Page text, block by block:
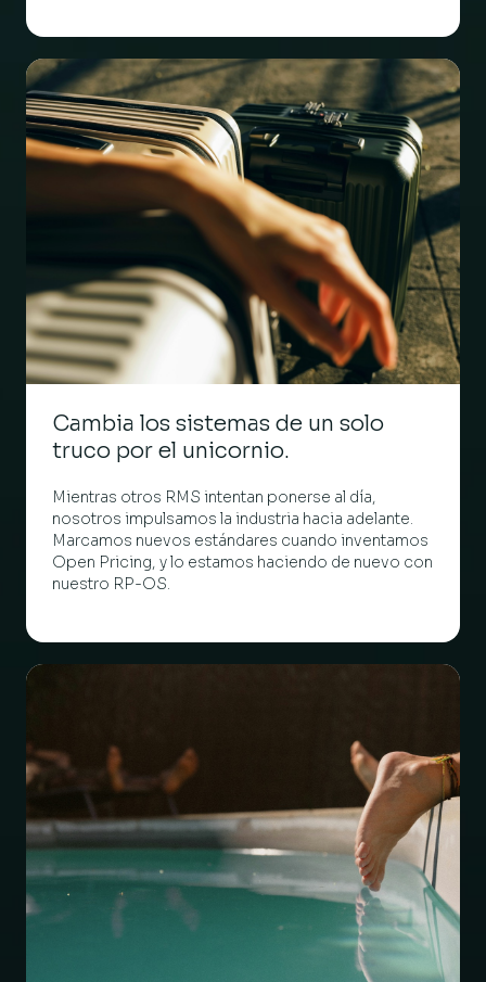
Cambia los sistemas de un solo
truco por el unicornio.
Mientras otros RMS intentan ponerse al día,
nosotros impulsamos la industria hacia adelante.
Marcamos nuevos estándares cuando inventamos
Open Pricing, y lo estamos haciendo de nuevo con
nuestro RP-OS.